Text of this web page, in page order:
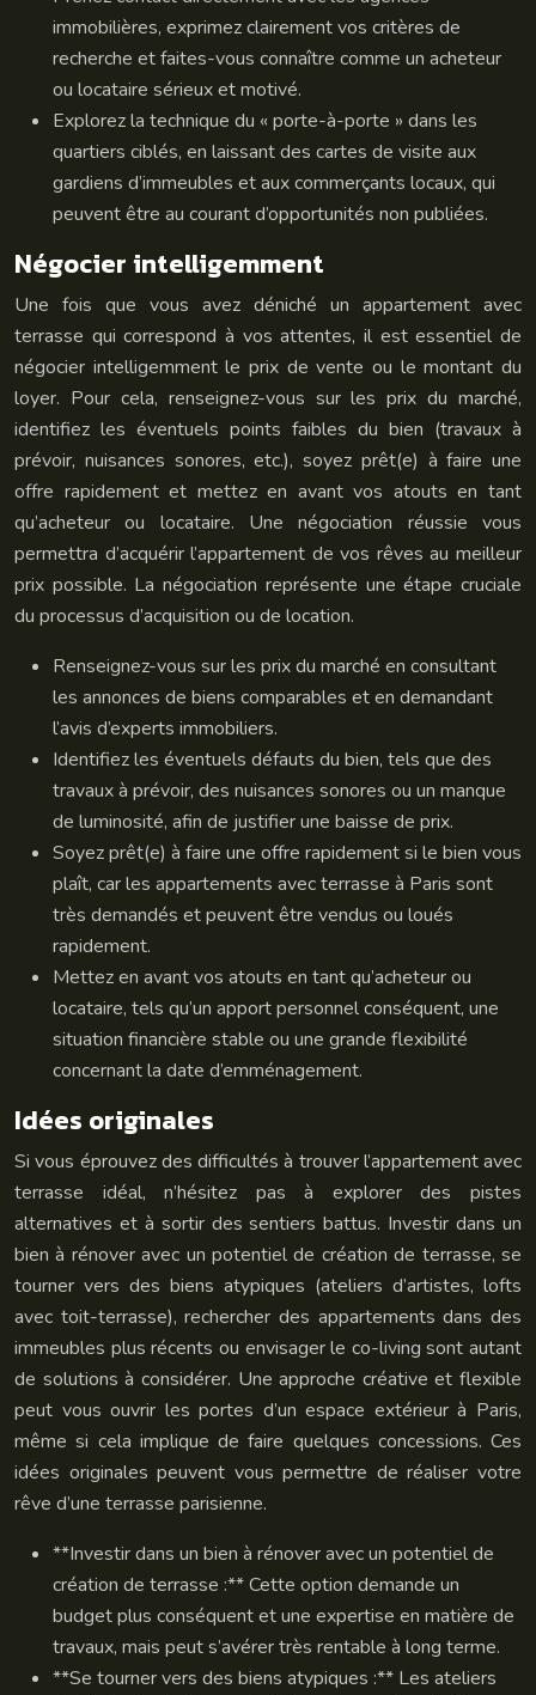
immobilières, exprimez clairement vos critères de
recherche et faites-vous connaître comme un acheteur
ou locataire sérieux et motivé.
Explorez la technique du « porte-à-porte » dans les
quartiers ciblés, en laissant des cartes de visite aux
gardiens d’immeubles et aux commerçants locaux, qui
peuvent être au courant d’opportunités non publiées.
Négocier intelligemment
Une fois que vous avez déniché un appartement avec
terrasse qui correspond à vos attentes, il est essentiel de
négocier intelligemment le prix de vente ou le montant du
loyer. Pour cela, renseignez-vous sur les prix du marché,
identifiez les éventuels points faibles du bien (travaux à
prévoir, nuisances sonores, etc.), soyez prêt(e) à faire une
offre rapidement et mettez en avant vos atouts en tant
qu’acheteur ou locataire. Une négociation réussie vous
permettra d’acquérir l’appartement de vos rêves au meilleur
prix possible. La négociation représente une étape cruciale
du processus d’acquisition ou de location.
Renseignez-vous sur les prix du marché en consultant
les annonces de biens comparables et en demandant
l’avis d’experts immobiliers.
Identifiez les éventuels défauts du bien, tels que des
travaux à prévoir, des nuisances sonores ou un manque
de luminosité, afin de justifier une baisse de prix.
Soyez prêt(e) à faire une offre rapidement si le bien vous
plaît, car les appartements avec terrasse à Paris sont
très demandés et peuvent être vendus ou loués
rapidement.
Mettez en avant vos atouts en tant qu’acheteur ou
locataire, tels qu’un apport personnel conséquent, une
situation financière stable ou une grande flexibilité
concernant la date d’emménagement.
Idées originales
Si vous éprouvez des difficultés à trouver l’appartement avec
terrasse idéal, n’hésitez pas à explorer des pistes
alternatives et à sortir des sentiers battus. Investir dans un
bien à rénover avec un potentiel de création de terrasse, se
tourner vers des biens atypiques (ateliers d’artistes, lofts
avec toit-terrasse), rechercher des appartements dans des
immeubles plus récents ou envisager le co-living sont autant
de solutions à considérer. Une approche créative et flexible
peut vous ouvrir les portes d’un espace extérieur à Paris,
même si cela implique de faire quelques concessions. Ces
idées originales peuvent vous permettre de réaliser votre
rêve d’une terrasse parisienne.
**Investir dans un bien à rénover avec un potentiel de
création de terrasse :** Cette option demande un
budget plus conséquent et une expertise en matière de
travaux, mais peut s’avérer très rentable à long terme.
**Se tourner vers des biens atypiques :** Les ateliers